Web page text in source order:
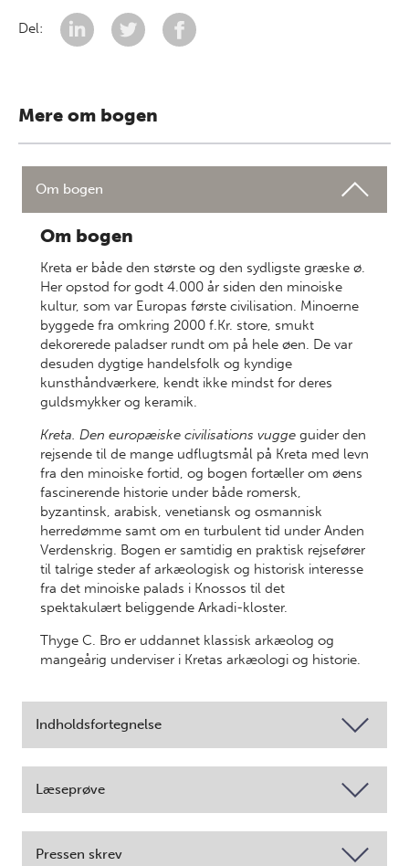
Del:
Mere om bogen
Om bogen
Om bogen
Kreta er både den største og den sydligste græske ø.
Her opstod for godt 4.000 år siden den minoiske
kultur, som var Europas første civilisation. Minoerne
byggede fra omkring 2000 f.Kr. store, smukt
dekorerede paladser rundt om på hele øen. De var
desuden dygtige handelsfolk og kyndige
kunsthåndværkere, kendt ikke mindst for deres
guldsmykker og keramik.
Kreta. Den europæiske civilisations vugge guider den
rejsende til de mange udflugtsmål på Kreta med levn
fra den minoiske fortid, og bogen fortæller om øens
fascinerende historie under både romersk,
byzantinsk, arabisk, venetiansk og osmannisk
herredømme samt om en turbulent tid under Anden
Verdenskrig. Bogen er samtidig en praktisk rejsefører
til talrige steder af arkæologisk og historisk interesse
fra det minoiske palads i Knossos til det
spektakulært beliggende Arkadi-kloster.
Thyge C. Bro er uddannet klassisk arkæolog og
mangeårig underviser i Kretas arkæologi og historie.
Indholdsfortegnelse
Læseprøve
Pressen skrev